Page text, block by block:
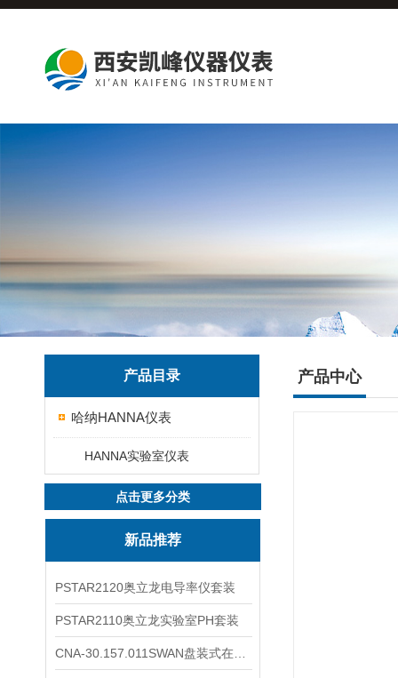
产品目录
哈纳HANNA仪表
HANNA实验室仪表
点击更多分类
新品推荐
PSTAR2120奥立龙电导率仪套装
PSTAR2110奥立龙实验室PH套装
产品中心